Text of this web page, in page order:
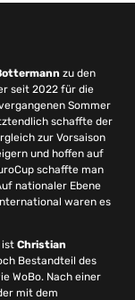
zu den
seit 2022 für die
Sommer
schaffte der
zur Vorsaison
und hoffen auf
schaffte man
nationaler Ebene
waren es
ist Christian
Bestandteil des
WoBo. Nach einer
mit dem